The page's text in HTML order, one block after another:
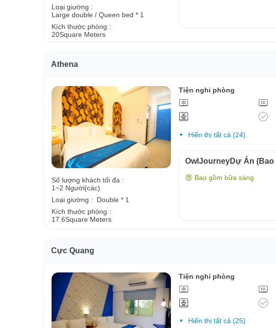
Loại giường :
Large double / Queen bed * 1
Kích thước phòng :
20Square Meters
Athena
Số lượng khách tối đa :
1~2 Người(các)
Loại giường :
Double * 1
Kích thước phòng :
17.6Square Meters
Tiện nghi phòng
Hiển thị tất cả (24)
OwlJourneyDự Án (Bao
Bao gồm bữa sáng
Cực Quang
Tiện nghi phòng
Hiển thị tất cả (25)